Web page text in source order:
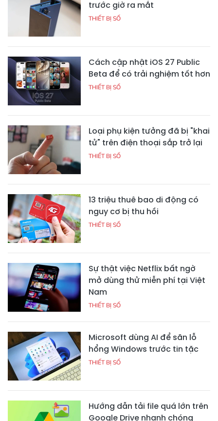
trước giờ ra mắt
THIẾT BỊ SỐ
Cách cập nhật iOS 27 Public
Beta để có trải nghiệm tốt hơn
THIẾT BỊ SỐ
Loại phụ kiện tưởng đã bị "khai
tử" trên điện thoại sắp trở lại
THIẾT BỊ SỐ
13 triệu thuê bao di động có
nguy cơ bị thu hồi
THIẾT BỊ SỐ
Sự thật việc Netflix bất ngờ
mở dùng thử miễn phí tại Việt
Nam
THIẾT BỊ SỐ
Microsoft dùng AI để săn lỗ
hổng Windows trước tin tặc
THIẾT BỊ SỐ
Hướng dẫn tải file quá lớn trên
Google Drive nhanh chóng